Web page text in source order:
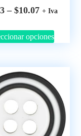
– $10.07 + Iva
opciones